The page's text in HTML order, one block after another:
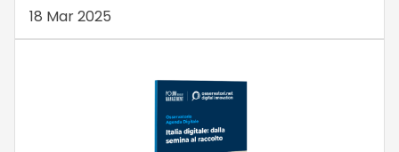
18 Mar 2025